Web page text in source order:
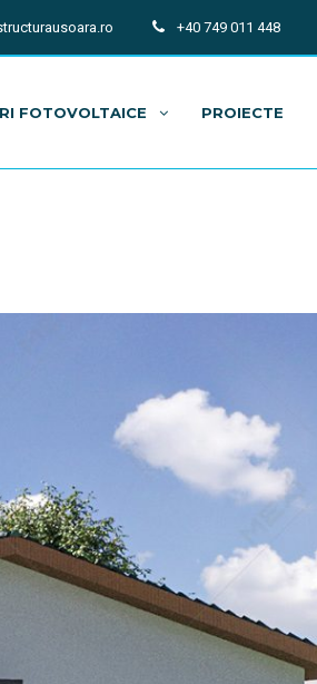
+40 749 011 448
FOTOVOLTAICE PROIECTE